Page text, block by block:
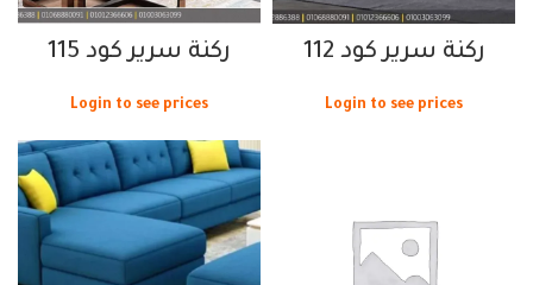
ركنة سرير كود 112
Login to see prices
ركنة سرير كود 115
Login to see prices